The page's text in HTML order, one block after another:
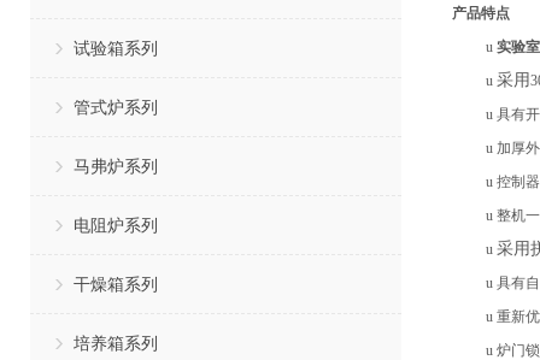
试验箱系列
管式炉系列
马弗炉系列
电阻炉系列
干燥箱系列
培养箱系列
产品特点
u 实验
u 采用
u 具有
u 加厚
u 控制
u 整机
u 采用
u 具有
u 重新
u 炉门